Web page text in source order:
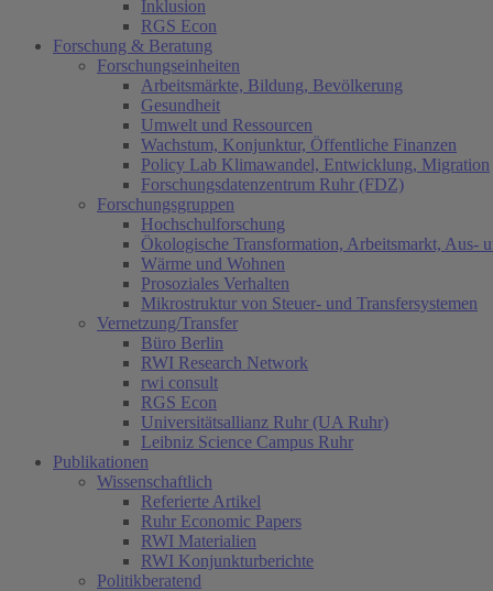
Inklusion
RGS Econ
Forschung & Beratung
Forschungseinheiten
Arbeitsmärkte, Bildung, Bevölkerung
Gesundheit
Umwelt und Ressourcen
Wachstum, Konjunktur, Öffentliche Finanzen
Policy Lab Klimawandel, Entwicklung, Migration
Forschungsdatenzentrum Ruhr (FDZ)
Forschungsgruppen
Hochschulforschung
Ökologische Transformation, Arbeitsmarkt, Aus-
Wärme und Wohnen
Prosoziales Verhalten
Mikrostruktur von Steuer- und Transfersystemen
Vernetzung/Transfer
Büro Berlin
RWI Research Network
rwi consult
RGS Econ
Universitätsallianz Ruhr (UA Ruhr)
Leibniz Science Campus Ruhr
Publikationen
Wissenschaftlich
Referierte Artikel
Ruhr Economic Papers
RWI Materialien
RWI Konjunkturberichte
Politikberatend